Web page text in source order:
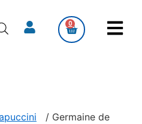
0
/ Germaine de